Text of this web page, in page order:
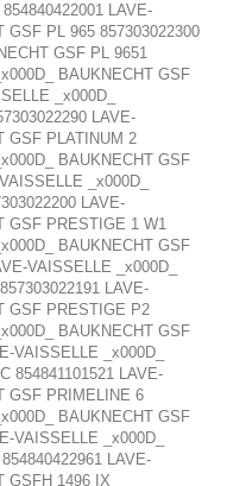
LAVE-
GSF PL 965 857303022300
GSF PL 9651
BAUKNECHT GSF
_x000D_
LAVE-
GSF PLATINUM 2
BAUKNECHT GSF
_x000D_
LAVE-
GSF PRESTIGE 1 W1
BAUKNECHT GSF
VAISSELLE _x000D_
LAVE-
GSF PRESTIGE P2
BAUKNECHT GSF
VAISSELLE _x000D_
854841101521 LAVE-
GSF PRIMELINE 6
BAUKNECHT GSF
VAISSELLE _x000D_
LAVE-
GSFH 1496 IX